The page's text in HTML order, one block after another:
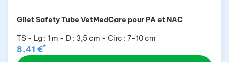
Gilet Safety Tube VetMedCare pour PA et NAC
TS - Lg : 1 m - D : 3,5 cm - Circ : 7-10 cm
8,41 €*